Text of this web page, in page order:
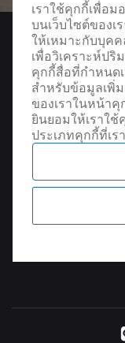
ค้นหาผู้จั
เราใช้คุกกี้เพื่อ
บนเว็บไซต์ของเ
ให้เหมาะกับบุคค
เพื่อวิเคราะห์ป
คุกกี้สื่อที่กำหนด
สำหรับข้อมูลเพิ่
ของเราในหน้า
ยินยอมให้เราใช้
ประเภทคุกกี้ที่เ